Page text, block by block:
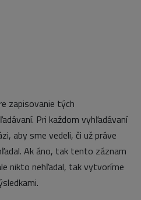
zapisovanie tých
Pri každom vyhľadávaní
aby sme vedeli, či už práve
Ak áno, tak tento záznam
nikto nehľadal, tak vytvoríme